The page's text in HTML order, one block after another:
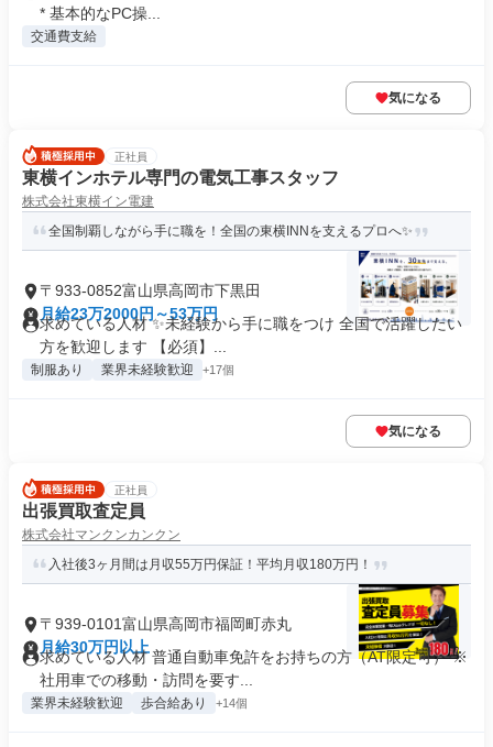
* 基本的なPC操...
交通費支給
気になる
正社員
東横インホテル専門の電気工事スタッフ
株式会社東横イン電建
全国制覇しながら手に職を！全国の東横INNを支えるプロへ✨
〒933-0852富山県高岡市下黒田
月給23万2000円～53万円
求めている人材 ✨未経験から手に職をつけ 全国で活躍したい
方を歓迎します 【必須】...
制服あり 業界未経験歓迎 +17個
気になる
正社員
出張買取査定員
株式会社マンクンカンクン
入社後3ヶ月間は月収55万円保証！平均月収180万円！
〒939-0101富山県高岡市福岡町赤丸
月給30万円以上
求めている人材 普通自動車免許をお持ちの方（AT限定可） ※
社用車での移動・訪問を要す...
業界未経験歓迎 歩合給あり +14個